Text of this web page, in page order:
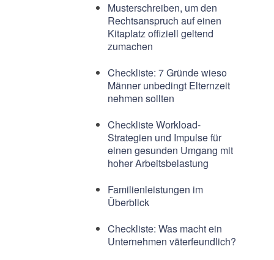
Musterschreiben, um den
Rechtsanspruch auf einen
Kitaplatz offiziell geltend
zumachen
Checkliste: 7 Gründe wieso
Männer unbedingt Elternzeit
nehmen sollten
Checkliste Workload-
Strategien und Impulse für
einen gesunden Umgang mit
hoher Arbeitsbelastung
Familienleistungen im
Überblick
Checkliste: Was macht ein
Unternehmen väterfeundlich?